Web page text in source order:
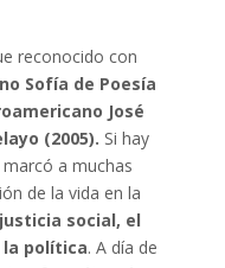
reconocido con
Sofía de Poesía
José
(2005). Si hay
a muchas
de la vida en la
social, el
la política. A día de